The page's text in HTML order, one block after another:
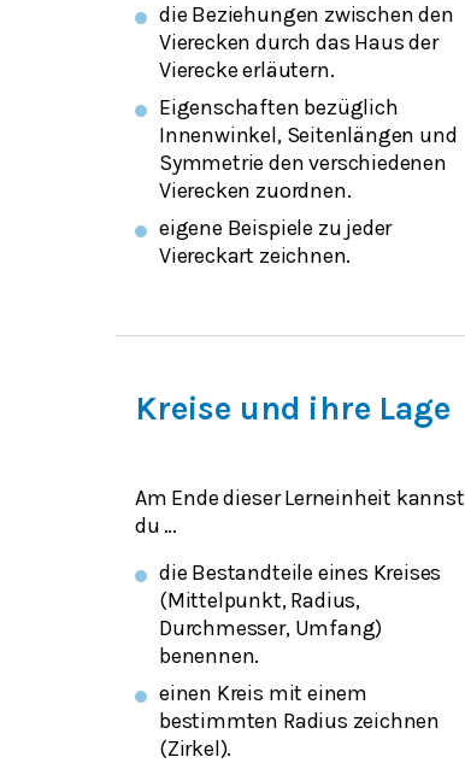
die Beziehungen zwischen den
Vierecken durch das Haus der
Vierecke erläutern.
Eigenschaften bezüglich
Innenwinkel, Seitenlängen und
Symmetrie den verschiedenen
Vierecken zuordnen.
eigene Beispiele zu jeder
Viereckart zeichnen.
Kreise und ihre Lage
Am Ende dieser Lerneinheit kannst
du …
die Bestandteile eines Kreises
(Mittelpunkt, Radius,
Durchmesser, Umfang)
benennen.
einen Kreis mit einem
bestimmten Radius zeichnen
(Zirkel).